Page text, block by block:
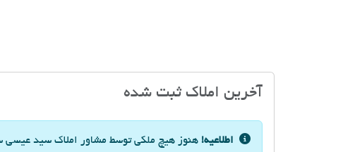
آخرین املاک ثبت شده
اطلاعیه! هنوز هیچ ملکی توسط مشاور املاک سید عیسی